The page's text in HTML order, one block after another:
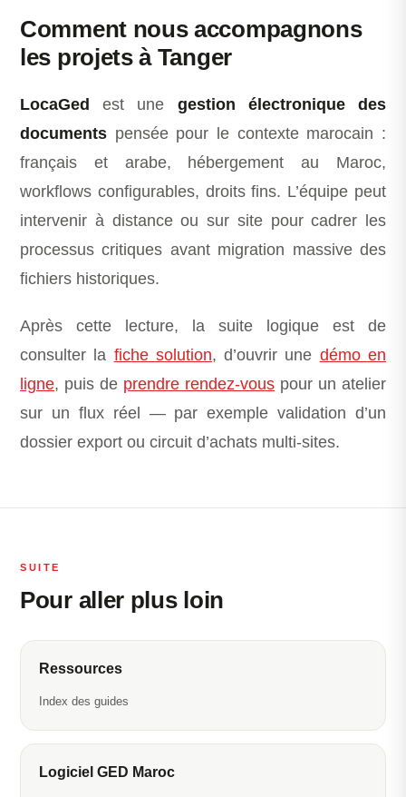
Comment nous accompagnons
les projets à Tanger
LocaGed est une gestion électronique des
documents pensée pour le contexte marocain :
français et arabe, hébergement au Maroc,
workflows configurables, droits fins. L’équipe peut
intervenir à distance ou sur site pour cadrer les
processus critiques avant migration massive des
fichiers historiques.
Après cette lecture, la suite logique est de
consulter la fiche solution, d’ouvrir une démo en
ligne, puis de prendre rendez-vous pour un atelier
sur un flux réel — par exemple validation d’un
dossier export ou circuit d’achats multi-sites.
SUITE
Pour aller plus loin
Ressources
Index des guides
Logiciel GED Maroc